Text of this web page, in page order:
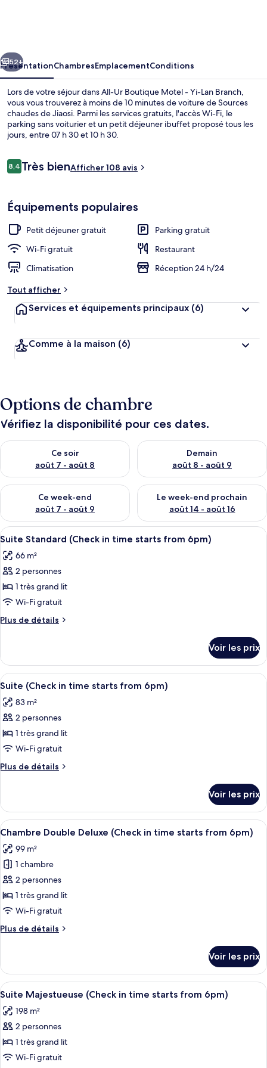
-
Yi-
Lan
Branch
Suivant
52+
PrésentationChambresEmplacementConditions
Lors de votre séjour dans All-Ur Boutique Motel - Yi-Lan Branch,
vous vous trouverez à moins de 10 minutes de voiture de Sources
chaudes de Jiaosi. Parmi les services gratuits, l'accès Wi-Fi, le
parking sans voiturier et un petit déjeuner ibuffet proposé tous les
jours, entre 07 h 30 et 10 h 30.
Avis
voyageurs
8,48,4 sur 10
Très bienAfficher 108 avis
Équipements populaires
Petit déjeuner gratuit
Parking gratuit
Wi-Fi gratuit
Restaurant
Climatisation
Réception 24 h/24
Tout afficher
Services et équipements principaux (6)
Comme à la maison (6)
Options de chambre
Vérifiez la disponibilité pour ces dates.
Ce soir
août 7 - août 8
Vérifier la disponibilité pour ce soir août 7 - août 8
Demain
août 8 - août 9
Vérifier la disponibilité pour
Ce week-end
août 7 - août 9
Vérifier la disponibilité pour ce week-end août 7 - août 9
Le week-end prochain
août 14 - août 16
Vérifier la disponibilité pour
Afficher
toutes
les
photos
pour
ce
type
de
Suite
Standard
(Check
in
time
starts
from
6pm)
Une chambre moderne avec un lit
10
Suite Standard (Check in time starts from 6pm)
66 m²
2 personnes
1 très grand lit
Wi-Fi gratuit
Plus de détails
Plus
le
type
de
chambre
Suite
Standard
in
time
from
Voir les prix
Afficher
toutes
les
photos
pour
ce
type
de
Suite
(Check
in
time
starts
from
6pm)
Suite (Check in time starts from
9
Suite (Check in time starts from 6pm)
83 m²
2 personnes
1 très grand lit
Wi-Fi gratuit
Plus de détails
Plus
le
type
de
Suite
(Check
in
time
starts
from
6pm)
Voir les prix
Afficher
toutes
les
photos
pour
ce
type
chambre :
Deluxe
(Check
in
time
starts
from
6pm)
Une salle de bain moderne avec
7
Chambre Double Deluxe (Check in time starts from 6pm)
99 m²
1 chambre
2 personnes
1 très grand lit
Wi-Fi gratuit
Plus de détails
Plus
le
type
de
Chambre
Double
(Check
in
Voir les prix
Afficher
toutes
les
photos
pour
ce
Une salle de bain moderne avec un
15
Suite Majestueuse (Check in time starts from 6pm)
198 m²
2 personnes
1 très grand lit
Wi-Fi gratuit